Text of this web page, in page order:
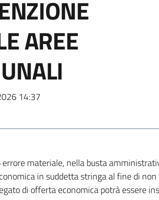
AREE
14:37
materiale, nella busta
in suddetta stringa al fine di
di offerta economica potrà essere